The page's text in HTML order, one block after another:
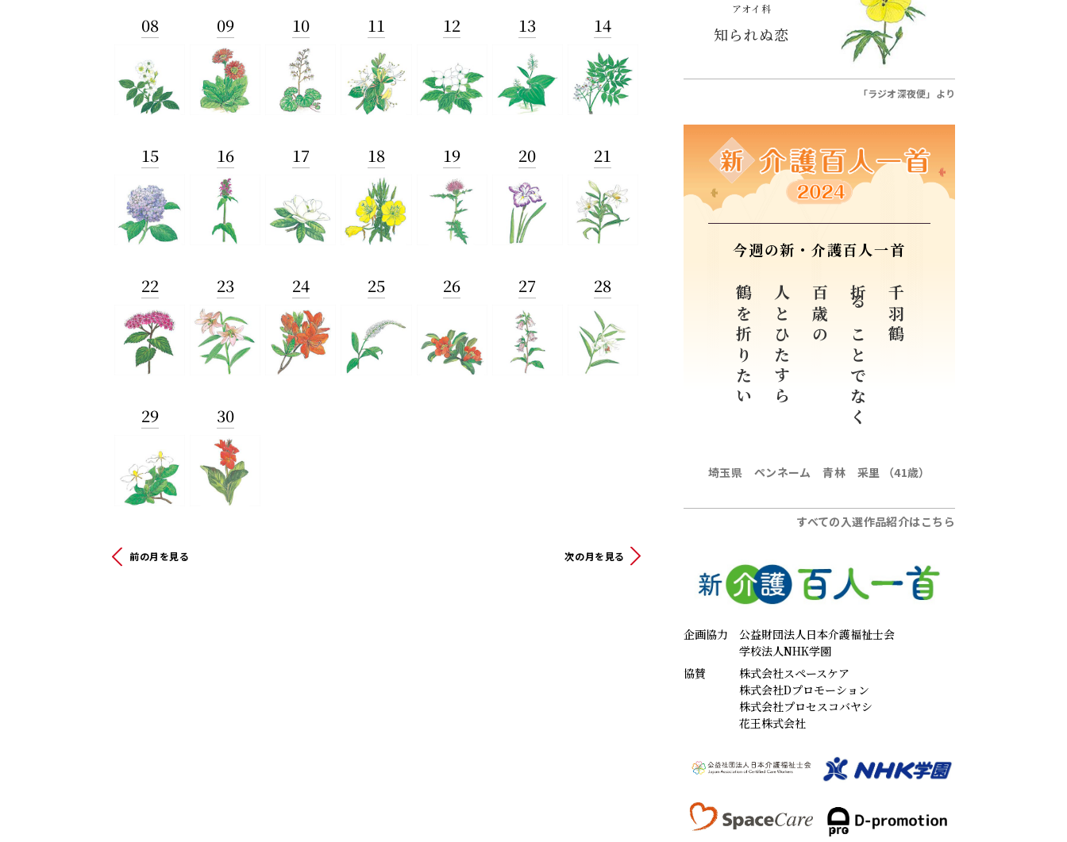
08 09 10 11 12 13 14
15 16 17 18 19 20 21
22 23 24 25 26 27 28
29 30
前の月を見る 次の月を見る
アオイ科
知られぬ恋
「ラジオ深夜便」より
今週の新・介護百人一首
千羽鶴
折ることでなく
百歳の
人とひたすら
鶴を折りたい
埼玉県 ペンネーム 青林 采里 （41歳）
すべての入選作品紹介はこちら
企画協力
公益財団法人日本介護福祉士会
学校法人NHK学園
協賛
株式会社スペースケア
株式会社Dプロモーション
株式会社プロセスコバヤシ
花王株式会社